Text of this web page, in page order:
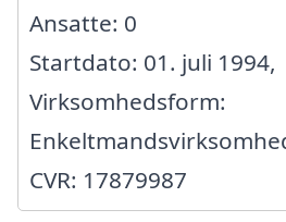
Ansatte: 0
Startdato: 01. juli 1994,
Virksomhedsform:
CVR: 17879987